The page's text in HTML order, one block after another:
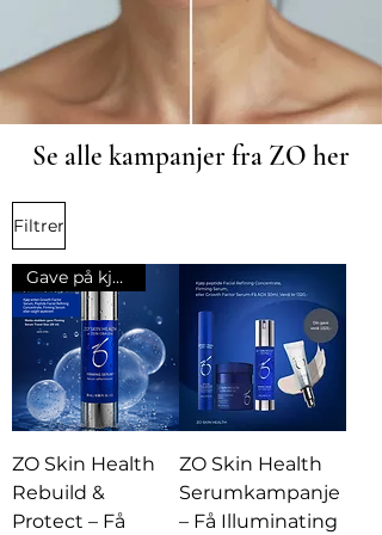
Se alle kampanjer fra ZO her
Filtrer
Gave på kjøpet
ZO Skin Health
Rebuild &
Protect – Få
ZO Skin Health
Serumkampanje
– Få Illuminating